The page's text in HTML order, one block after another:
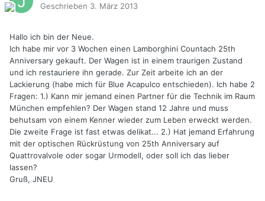
Geschrieben 3. März 2013
Hallo ich bin der Neue.
Ich habe mir vor 3 Wochen einen Lamborghini Countach 25th
Anniversary gekauft. Der Wagen ist in einem traurigen Zustand
und ich restauriere ihn gerade. Zur Zeit arbeite ich an der
Lackierung (habe mich für Blue Acapulco entschieden). Ich habe 2
Fragen: 1.) Kann mir jemand einen Partner für die Technik im Raum
München empfehlen? Der Wagen stand 12 Jahre und muss
behutsam von einem Kenner wieder zum Leben erweckt werden.
Die zweite Frage ist fast etwas delikat... 2.) Hat jemand Erfahrung
mit der optischen Rückrüstung von 25th Anniversary auf
Quattrovalvole oder sogar Urmodell, oder soll ich das lieber
lassen?
Gruß, JNEU